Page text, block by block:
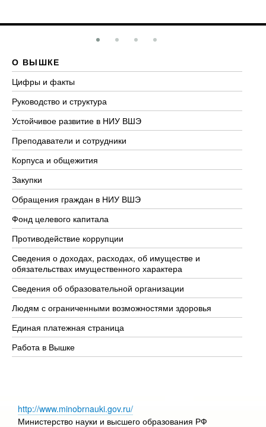
О ВЫШКЕ
Цифры и факты
Руководство и структура
Устойчивое развитие в НИУ ВШЭ
Преподаватели и сотрудники
Корпуса и общежития
Закупки
Обращения граждан в НИУ ВШЭ
Фонд целевого капитала
Противодействие коррупции
Сведения о доходах, расходах, об имуществе и
обязательствах имущественного характера
Сведения об образовательной организации
Людям с ограниченными возможностями здоровья
Единая платежная страница
Работа в Вышке
http://www.minobrnauki.gov.ru/
Министерство науки и высшего образования РФ